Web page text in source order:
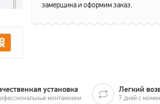
замерщика и оформим заказ.
установка
монтажники
Легкий
7 дней с